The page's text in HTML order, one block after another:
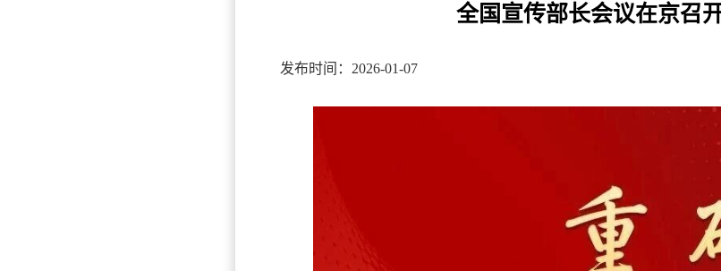
全国宣传部长会议在京召
发布时间：2026-01-07